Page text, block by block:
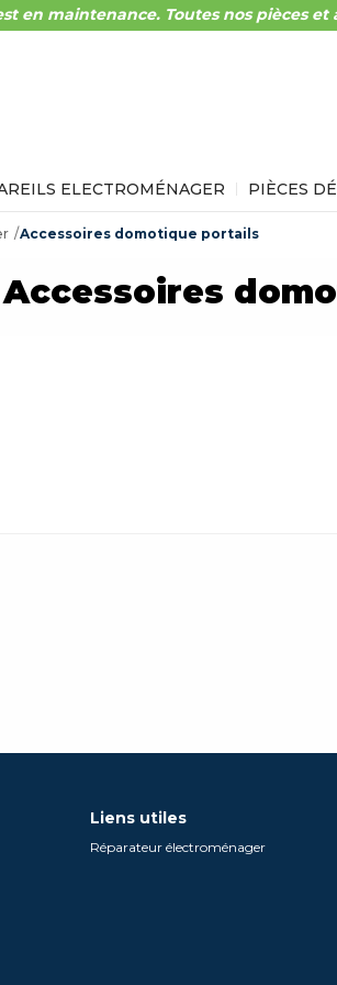
en maintenance. Toutes nos pièces
ELECTROMÉNAGER PIÈCES
Accessoires domotique portails
Accessoires
Liens utiles
Réparateur électroménager